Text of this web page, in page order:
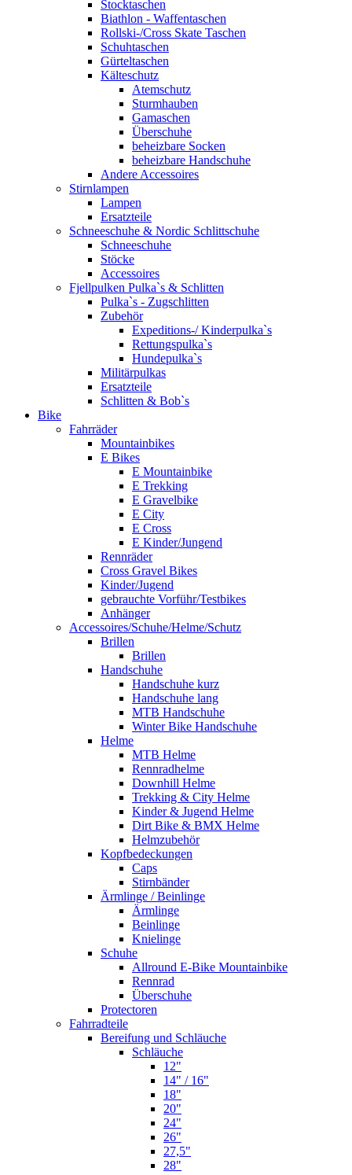
Stocktaschen
Biathlon - Waffentaschen
Rollski-/Cross Skate Taschen
Schuhtaschen
Gürteltaschen
Kälteschutz
Atemschutz
Sturmhauben
Gamaschen
Überschuhe
beheizbare Socken
beheizbare Handschuhe
Andere Accessoires
Stirnlampen
Lampen
Ersatzteile
Schneeschuhe & Nordic Schlittschuhe
Schneeschuhe
Stöcke
Accessoires
Fjellpulken Pulka`s & Schlitten
Pulka`s - Zugschlitten
Zubehör
Expeditions-/ Kinderpulka`s
Rettungspulka`s
Hundepulka`s
Militärpulkas
Ersatzteile
Schlitten & Bob`s
Bike
Fahrräder
Mountainbikes
E Bikes
E Mountainbike
E Trekking
E Gravelbike
E City
E Cross
E Kinder/Jungend
Rennräder
Cross Gravel Bikes
Kinder/Jugend
gebrauchte Vorführ/Testbikes
Anhänger
Accessoires/Schuhe/Helme/Schutz
Brillen
Brillen
Handschuhe
Handschuhe kurz
Handschuhe lang
MTB Handschuhe
Winter Bike Handschuhe
Helme
MTB Helme
Rennradhelme
Downhill Helme
Trekking & City Helme
Kinder & Jugend Helme
Dirt Bike & BMX Helme
Helmzubehör
Kopfbedeckungen
Caps
Stirnbänder
Ärmlinge / Beinlinge
Ärmlinge
Beinlinge
Knielinge
Schuhe
Allround E-Bike Mountainbike
Rennrad
Überschuhe
Protectoren
Fahrradteile
Bereifung und Schläuche
Schläuche
12"
14" / 16"
18"
20"
24"
26"
27,5"
28"